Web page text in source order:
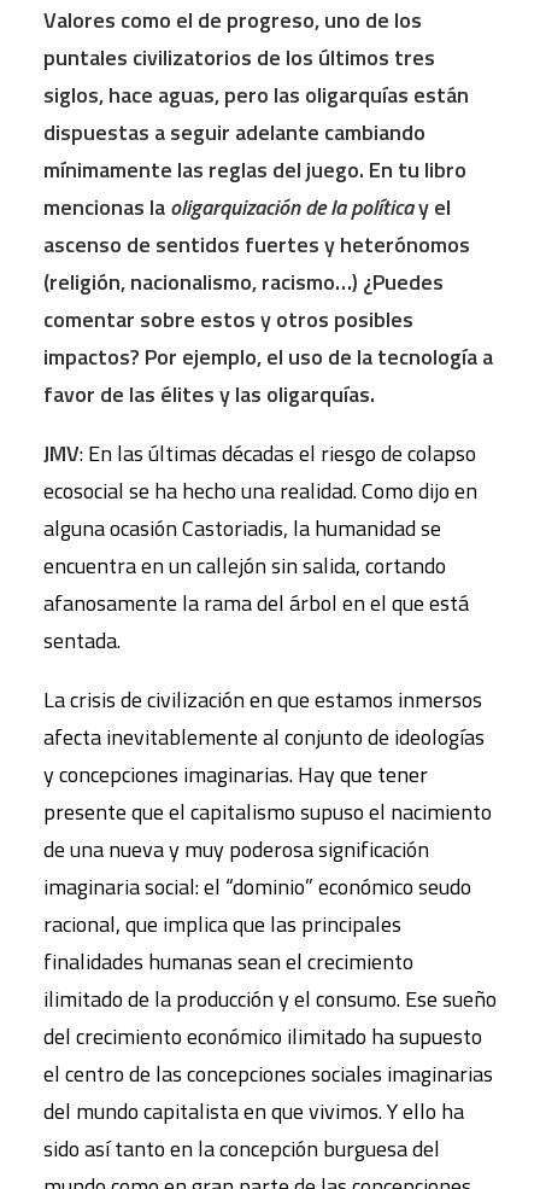
Valores como el de progreso, uno de los
puntales civilizatorios de los últimos tres
siglos, hace aguas, pero las oligarquías están
dispuestas a seguir adelante cambiando
mínimamente las reglas del juego. En tu libro
mencionas laoligarquización de la políticay el
ascenso de sentidos fuertes y heterónomos
(religión, nacionalismo, racismo…) ¿Puedes
comentar sobre estos y otros posibles
impactos? Por ejemplo, el uso de la tecnología a
favor de las élites y las oligarquías.
JMV: En las últimas décadas el riesgo de colapso
ecosocial se ha hecho una realidad. Como dijo en
alguna ocasión Castoriadis, la humanidad se
encuentra en un callejón sin salida, cortando
afanosamente la rama del árbol en el que está
sentada.
La crisis de civilización en que estamos inmersos
afecta inevitablemente al conjunto de ideologías
y concepciones imaginarias. Hay que tener
presente que el capitalismo supuso el nacimiento
de una nueva y muy poderosa significación
imaginaria social: el “dominio” económico seudo
racional, que implica que las principales
finalidades humanas sean el crecimiento
ilimitado de la producción y el consumo. Ese sueño
del crecimiento económico ilimitado ha supuesto
el centro de las concepciones sociales imaginarias
del mundo capitalista en que vivimos. Y ello ha
sido así tanto en la concepción burguesa del